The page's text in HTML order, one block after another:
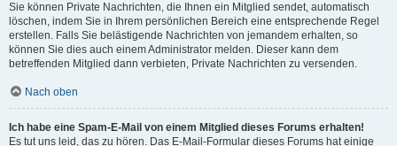
Sie können Private Nachrichten, die Ihnen ein Mitglied sendet, automatisch
löschen, indem Sie in Ihrem persönlichen Bereich eine entsprechende Regel
erstellen. Falls Sie belästigende Nachrichten von jemandem erhalten, so
können Sie dies auch einem Administrator melden. Dieser kann dem
betreffenden Mitglied dann verbieten, Private Nachrichten zu versenden.
Nach oben
Ich habe eine Spam-E-Mail von einem Mitglied dieses Forums erhalten!
Es tut uns leid, das zu hören. Das E-Mail-Formular dieses Forums hat einige